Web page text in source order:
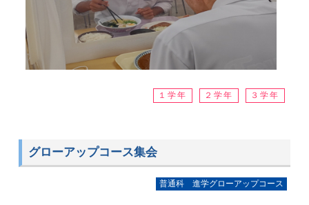
１学年 ２学年 ３学年
グローアップコース集会
普通科 進学グローアップコース